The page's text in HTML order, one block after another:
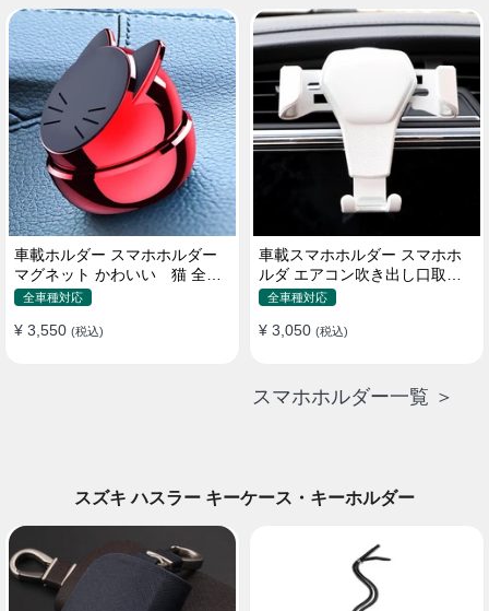
車載ホルダー スマホホルダー
マグネット かわいい 猫 全機
種 片手操作
全車種対応
¥ 3,550 (税込)
車載スマホホルダー スマホホ
ルダ エアコン吹き出し口取り
付け 全機種 可愛い アニメ
全車種対応
¥ 3,050 (税込)
スマホホルダー一覧 ＞
スズキ ハスラー キーケース・キーホルダー